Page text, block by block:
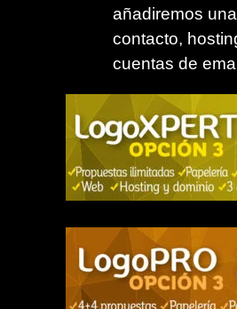
añadiremos
contacto,
cuentas de